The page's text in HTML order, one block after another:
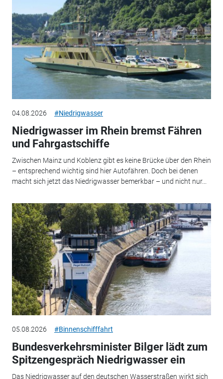
04.08.2026 #Niedrigwasser
Niedrigwasser im Rhein bremst Fähren
und Fahrgastschiffe
Zwischen Mainz und Koblenz gibt es keine Brücke über den Rhein
– entsprechend wichtig sind hier Autofähren. Doch bei denen
macht sich jetzt das Niedrigwasser bemerkbar – und nicht nur...
05.08.2026 #Binnenschifffahrt
Bundesverkehrsminister Bilger lädt zum
Spitzengespräch Niedrigwasser ein
Das Niedrigwasser auf den deutschen Wasserstraßen wirkt sich